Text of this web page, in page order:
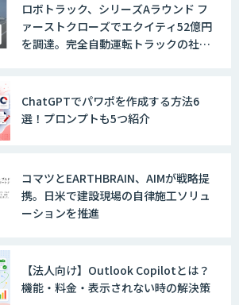
ロボトラック、シリーズAラウンド フ
ァーストクローズでエクイティ52億円
を調達。完全自動運転トラックの社会
ChatGPTでパワポを作成する方法6
選！プロンプトも5つ紹介
コマツとEARTHBRAIN、AIMが戦略提
携。日米で建設現場の自律施工ソリュ
ーションを推進
【法人向け】Outlook Copilotとは？
機能・料金・表示されない時の解決策